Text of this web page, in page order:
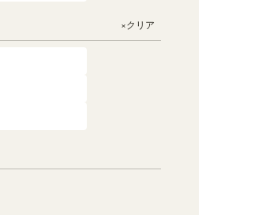
×クリア